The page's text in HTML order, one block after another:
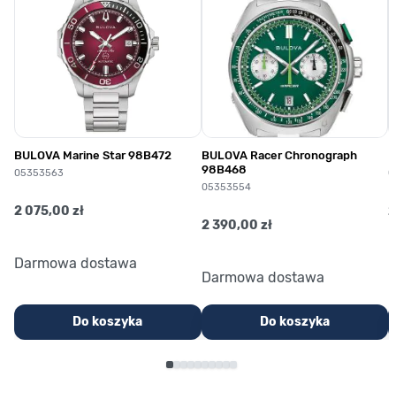
BULOVA Marine Star 98B472
05353563
2 075,00 zł
Darmowa dostawa
Do koszyka
BULOVA Racer Chronograph
98B468
05353554
2 390,00 zł
Darmowa dostawa
Do koszyka